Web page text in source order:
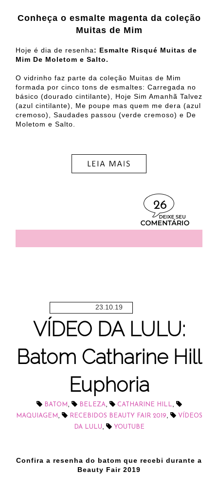
Conheça o esmalte magenta da coleção
Muitas de Mim
Hoje é dia de resenha: Esmalte Risqué Muitas de
Mim De Moletom e Salto.
O vidrinho faz parte da coleção Muitas de Mim
formada por cinco tons de esmaltes: Carregada no
básico (dourado cintilante), Hoje Sim Amanhã Talvez
(azul cintilante), Me poupe mas quem me dera (azul
cremoso), Saudades passou (verde cremoso) e De
Moletom e Salto.
26
23.10.19
VÍDEO DA LULU:
Batom Catharine Hill
Euphoria
BATOM , BELEZA, CATHARINE HILL,
MAQUIAGEM , RECEBIDOS BEAUTY FAIR 2019,
VÍDEOS
DA LULU, YOUTUBE
Confira a resenha do batom que recebi durante a
Beauty Fair 2019